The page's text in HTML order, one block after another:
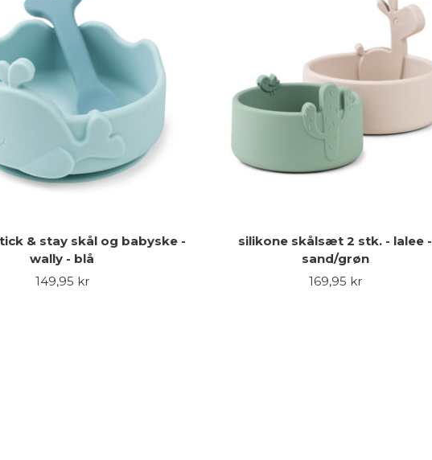
& stay skål og babyske -
wally - blå
Udsalgspris
149,95 kr
silikone skålsæt 2 stk. - lalee -
sand/grøn
Udsalgspris
169,95 kr